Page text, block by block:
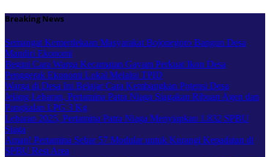
Skip
content
Breaking News
Semangat Kemerdekaan Masyarakat Bojonegoro Bangun Desa
Mandiri Ekonomi
Begini Cara Warga Kecamatan Gayam Perkuat Ikon Desa
Penggerak Ekonomi Lokal Melalui TPID
Warga di Desa Ini Belajar Cara Kembangkan Potensi Desa
Jelang Lebaran, Pertamina Patra Niaga Siagakan Ribuan Agen dan
Pangkalan LPG 3 Kg
Lebaran 2025, Pertamina Patra Niaga Menyiapkan 1.832 SPBU
Siaga
Aman! Pertamina Sebar 57 Modular untuk Kurangi Kepadatan di
SPBU Rest Area